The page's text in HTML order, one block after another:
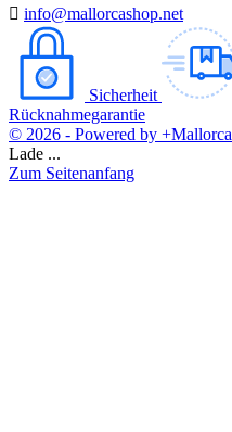
 info@mallorcashop.net
Sicherheit
Rücknahmegarantie
© 2026 - Powered by +Mallorca
Lade ...
Zum Seitenanfang